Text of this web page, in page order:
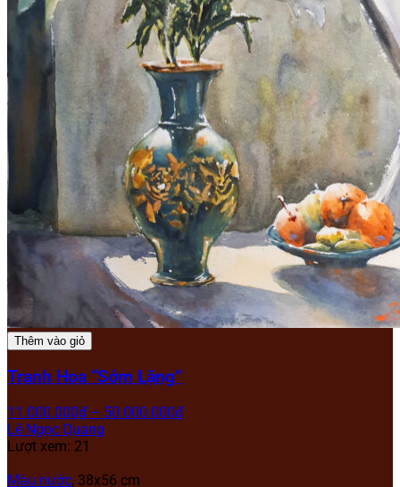
Thêm vào giỏ
Tranh Hoa “Sớm Lặng”
11.000.000₫ – 50.000.000₫
Lê Ngọc Quang
Lượt xem: 21
Màu nước, 38x56 cm